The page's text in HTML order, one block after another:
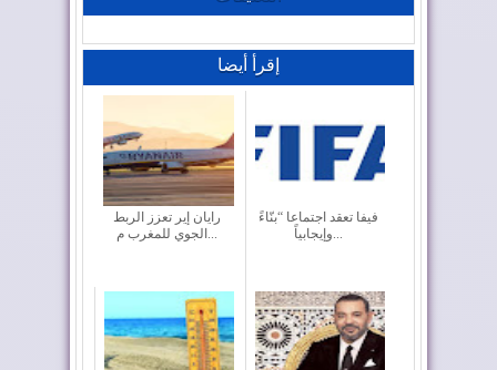
إقرأ أيضا
رايان إير تعزز الربط
الجوي للمغرب م...
فيفا تعقد اجتماعا “بنّاءً
وإيجابياً...